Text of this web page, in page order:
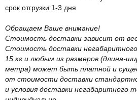
срок отгрузки 1-3 дня
Обращаем Ваше внимание!
Стоимость доставки зависит от
Стоимость доставки
15 кг и любым из размеров (длина-
метра) может быть платной и
от стоимости доставки
и условия доставки негабаритного